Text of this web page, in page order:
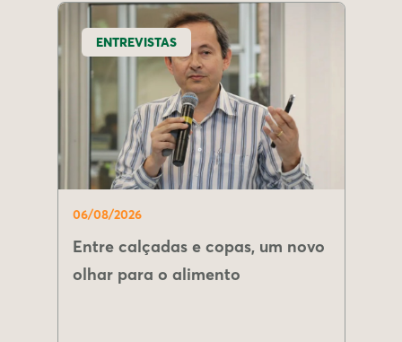
ENTREVISTAS
06/08/2026
Entre calçadas e copas, um novo
olhar para o alimento